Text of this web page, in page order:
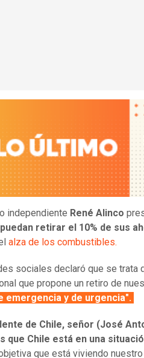
independiente René Alinco
puedan retirar el 10% de sus
alza de los combustibles.
sociales declaró que se trata
que propone un retiro de
emergencia y de urgencia".
de Chile, señor (José
que Chile está en una
que está viviendo